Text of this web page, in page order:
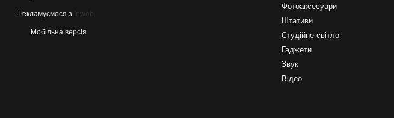
Рекламуємося з Inweb
Мобільна версія
Фотоаксесуари
Штативи
Студійне світло
Гаджети
Звук
Відео